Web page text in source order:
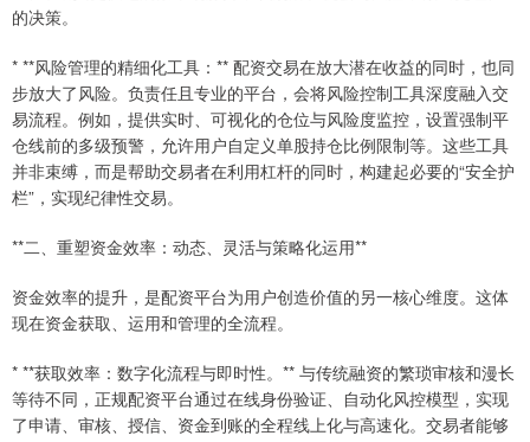
的决策。
* **风险管理的精细化工具：** 配资交易在放大潜在收益的同时，也同
步放大了风险。负责任且专业的平台，会将风险控制工具深度融入交
易流程。例如，提供实时、可视化的仓位与风险度监控，设置强制平
仓线前的多级预警，允许用户自定义单股持仓比例限制等。这些工具
并非束缚，而是帮助交易者在利用杠杆的同时，构建起必要的“安全护
栏”，实现纪律性交易。
**二、重塑资金效率：动态、灵活与策略化运用**
资金效率的提升，是配资平台为用户创造价值的另一核心维度。这体
现在资金获取、运用和管理的全流程。
* **获取效率：数字化流程与即时性。** 与传统融资的繁琐审核和漫长
等待不同，正规配资平台通过在线身份验证、自动化风控模型，实现
了申请、审核、授信、资金到账的全程线上化与高速化。交易者能够